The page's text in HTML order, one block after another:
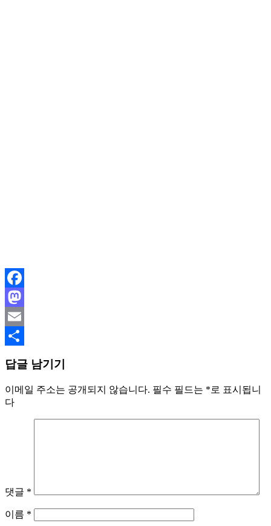
Facebook
Mastodon
Email
답글 남기기
이메일 주소는 공개되지 않습니다. 필수 필드는 *로 표시됩니
다
댓글 *
이름 *